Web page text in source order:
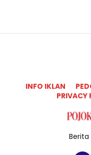
INFO IKLAN
PRIVACY